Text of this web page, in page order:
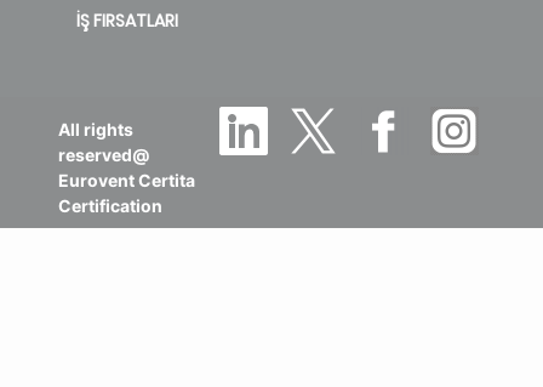
İŞ FIRSATLARI
All rights
reserved@
Eurovent Certita
Certification